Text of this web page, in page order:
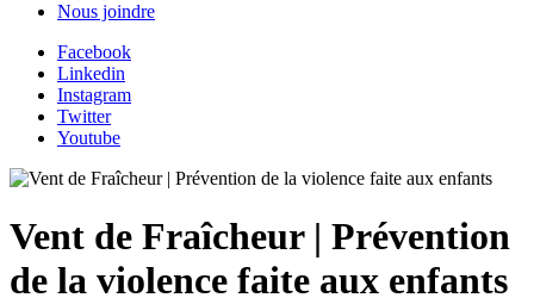
Nous joindre
Facebook
Linkedin
Instagram
Twitter
Youtube
Vent de Fraîcheur | Prévention
de la violence faite aux enfants